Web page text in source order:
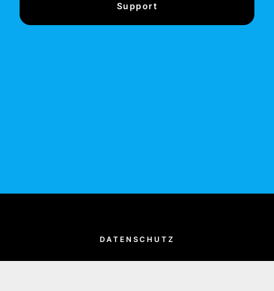
Support
DATENSCHUTZ